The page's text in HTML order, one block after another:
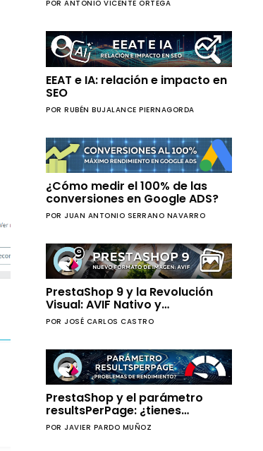
POR ANTONIO VICENTE ORTEGA
EEAT e IA: relación e impacto en
SEO
POR RUBÉN BUJALANCE PIERNAGORDA
¿Cómo medir el 100% de las
conversiones en Google ADS?
POR JUAN ANTONIO SERRANO NAVARRO
PrestaShop 9 y la Revolución
Visual: AVIF Nativo y
Regeneración de Imágenes sin
POR JOSÉ CARLOS CASTRO
PrestaShop y el parámetro
resultsPerPage: ¿tienes
problemas de rendimiento?
POR JAVIER PARDO MUÑOZ